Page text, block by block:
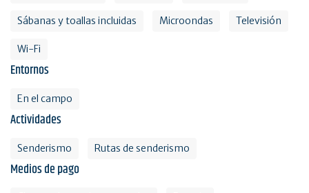
Sábanas y toallas incluidas Microondas Televisión
Wi-Fi
Entornos
En el campo
Actividades
Senderismo Rutas de senderismo
Medios de pago